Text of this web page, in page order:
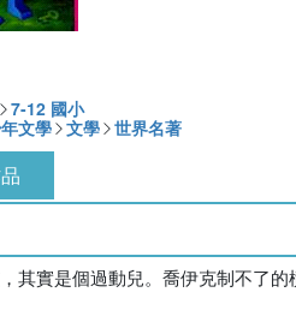
7-12 國小
文學 文學 世界名著
其實是個過動兒。喬伊克制不了